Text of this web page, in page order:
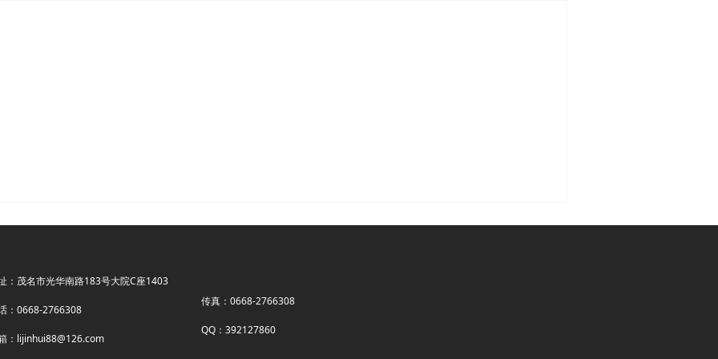
：茂名市光华南路183号大院C座1403
：0668-2766308
：lijinhui88@126.com
传真：0668-2766308
QQ：392127860